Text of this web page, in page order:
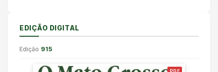
EDIÇÃO DIGITAL
Edição 915
PDF